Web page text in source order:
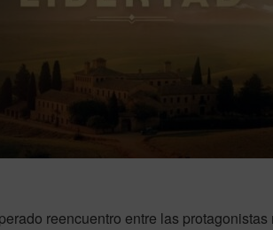
reencuentro entre las